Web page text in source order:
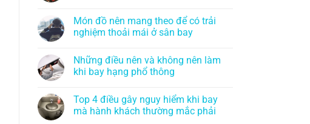
Món đồ nên mang theo để có trải
nghiệm thoải mái ở sân bay
Những điều nên và không nên làm
khi bay hạng phổ thông
Top 4 điều gây nguy hiểm khi bay
mà hành khách thường mắc phải